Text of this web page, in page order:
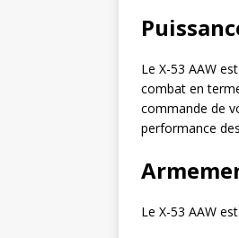
Le X-53 AAW
combat en
commande de
performance
Le X-53 AAW